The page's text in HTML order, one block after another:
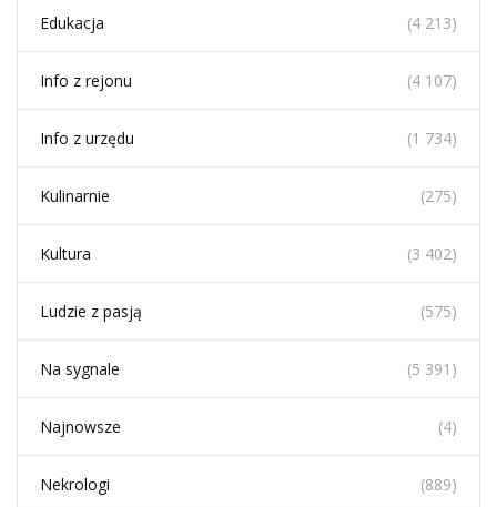
Edukacja (4 213)
Info z rejonu (4 107)
Info z urzędu (1 734)
Kulinarnie (275)
Kultura (3 402)
Ludzie z pasją (575)
Na sygnale (5 391)
Najnowsze (4)
Nekrologi (889)